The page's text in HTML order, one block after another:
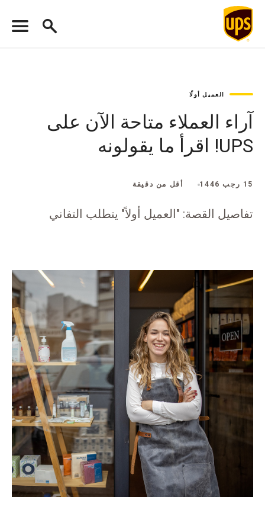
العميل أولًا
آراء العملاء متاحة الآن على
UPS! اقرأ ما يقولونه
15 رجب 1446 أقل من دقيقة
تفاصيل القصة: "العميل أولاً" يتطلب التفاني